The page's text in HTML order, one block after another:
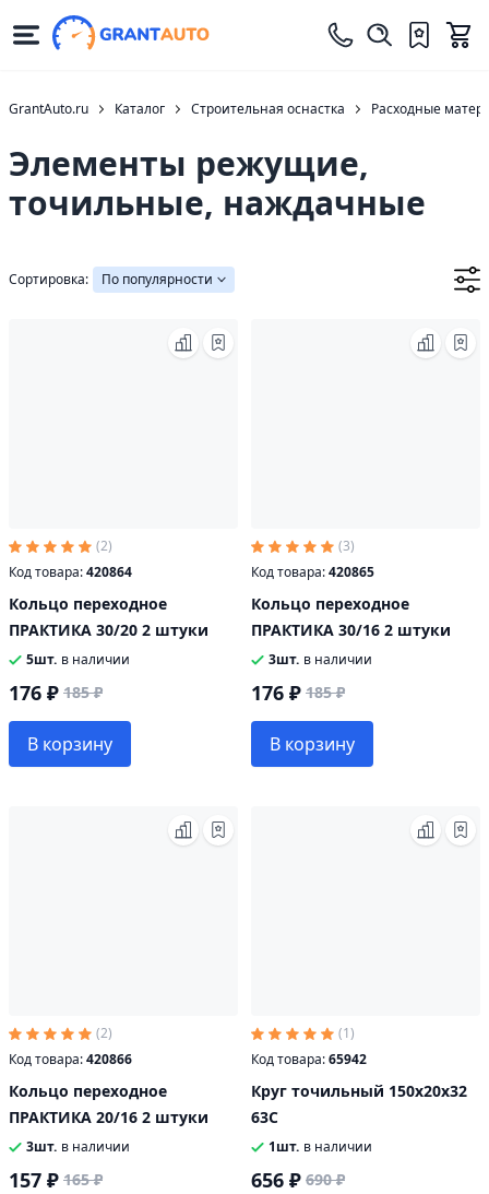
GrantAuto.ru Каталог Строительная оснастка Расходные
Элементы режущие,
точильные, наждачные
Сортировка: По популярности
(2)
Код товара:420864
Кольцо переходное
ПРАКТИКА 30/20 2 штуки
5шт. в наличии
176 ₽ 185 ₽
В корзину
(3)
Код товара:420865
Кольцо переходное
ПРАКТИКА 30/16 2 штуки
3шт. в наличии
176 ₽ 185 ₽
В корзину
(2)
Код товара:420866
Кольцо переходное
ПРАКТИКА 20/16 2 штуки
3шт. в наличии
157 ₽ 165 ₽
(1)
Код товара:65942
Круг точильный 150х20х32
63С
1шт. в наличии
656 ₽ 690 ₽